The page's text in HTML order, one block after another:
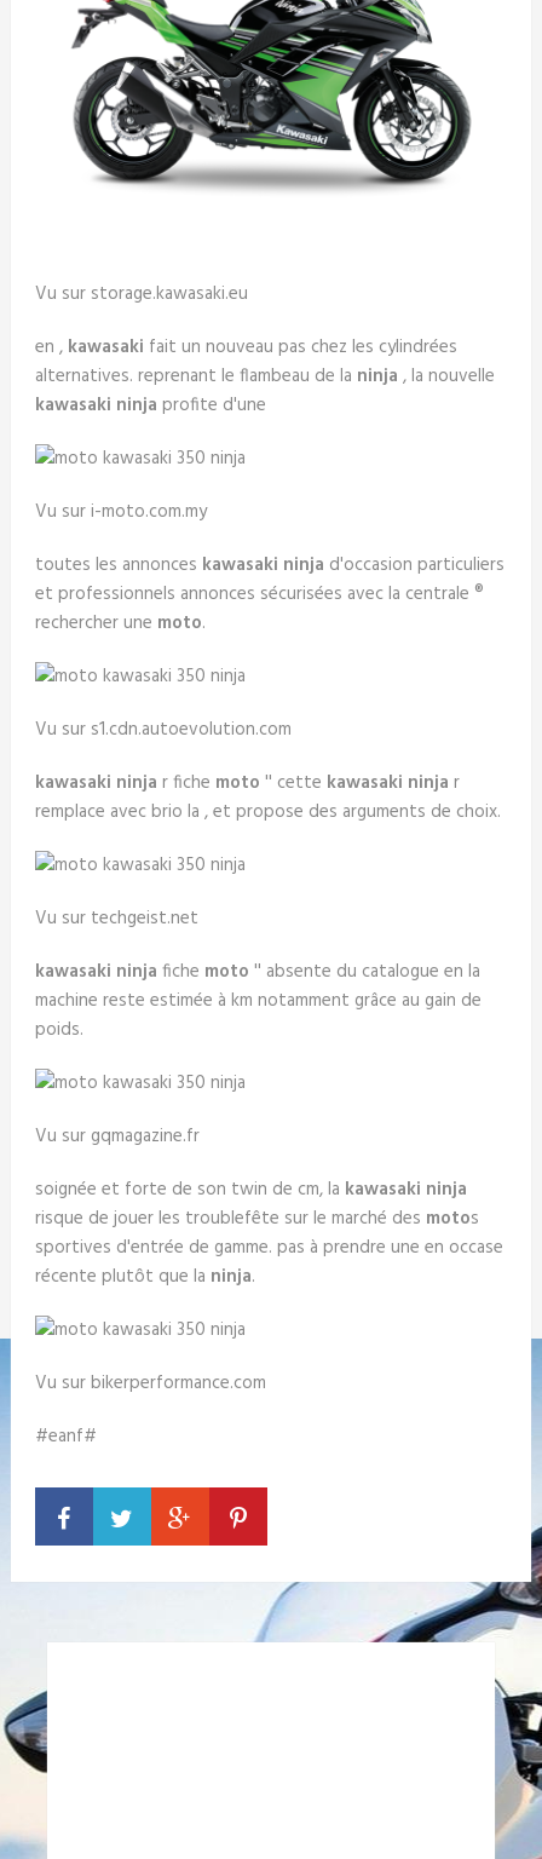
Vu sur storage.kawasaki.eu
en , kawasaki fait un nouveau pas chez les cylindrées
alternatives. reprenant le flambeau de la ninja , la nouvelle
kawasaki ninja profite d'une
Vu sur i-moto.com.my
toutes les annonces kawasaki ninja d'occasion particuliers
et professionnels annonces sécurisées avec la centrale ®
rechercher une moto.
Vu sur s1.cdn.autoevolution.com
kawasaki ninja r fiche moto '' cette kawasaki ninja r
remplace avec brio la , et propose des arguments de choix.
Vu sur techgeist.net
kawasaki ninja fiche moto '' absente du catalogue en la
machine reste estimée à km notamment grâce au gain de
poids.
Vu sur gqmagazine.fr
soignée et forte de son twin de cm, la kawasaki ninja
risque de jouer les troublefête sur le marché des motos
sportives d'entrée de gamme. pas à prendre une en occase
récente plutôt que la ninja.
Vu sur bikerperformance.com
#eanf#